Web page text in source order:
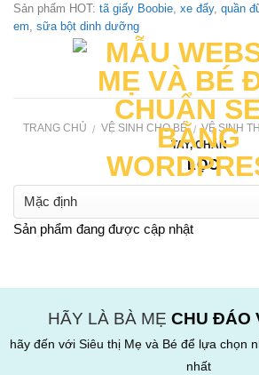
Skip
Sản phẩm HOT: tã giấy Boobie, xe đẩy, quần
em, sữa bột dinh dưỡng
TRANG CHỦ / VỆ SINH CHO BÉ / VỆ SINH
TAY, CHÂN
LỌC
Sản phẩm đang được cập nhật
HÃY LÀ BÀ MẸ CHU ĐÁO
hãy đến với Siêu thị Mẹ và Bé để lựa chọn
nhất